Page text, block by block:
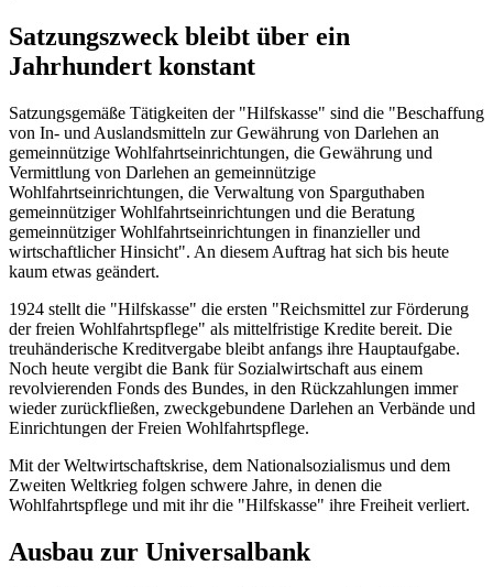
Satzungszweck bleibt über ein
Jahrhundert konstant
Satzungsgemäße Tätigkeiten der "Hilfskasse" sind die "Beschaffung
von In- und Auslandsmitteln zur Gewährung von Darlehen an
gemeinnützige Wohlfahrtseinrichtungen, die Gewährung und
Vermittlung von Darlehen an gemeinnützige
Wohlfahrtseinrichtungen, die Verwaltung von Sparguthaben
gemeinnütziger Wohlfahrtseinrichtungen und die Beratung
gemeinnütziger Wohlfahrtseinrichtungen in finanzieller und
wirtschaftlicher Hinsicht". An diesem Auftrag hat sich bis heute
kaum etwas geändert.
1924 stellt die "Hilfskasse" die ersten "Reichsmittel zur Förderung
der freien Wohlfahrtspflege" als mittelfristige Kredite bereit. Die
treuhänderische Kreditvergabe bleibt anfangs ihre Hauptaufgabe.
Noch heute vergibt die Bank für Sozialwirtschaft aus einem
revolvierenden Fonds des Bundes, in den Rückzahlungen immer
wieder zurückfließen, zweckgebundene Darlehen an Verbände und
Einrichtungen der Freien Wohlfahrtspflege.
Mit der Weltwirtschaftskrise, dem Nationalsozialismus und dem
Zweiten Weltkrieg folgen schwere Jahre, in denen die
Wohlfahrtspflege und mit ihr die "Hilfskasse" ihre Freiheit verliert.
Ausbau zur Universalbank